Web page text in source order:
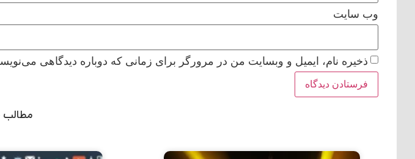
وب‌ سایت
ذخیره نام، ایمیل و وبسایت من در مرورگر برای زمانی که دوباره دیدگاهی
مطالب